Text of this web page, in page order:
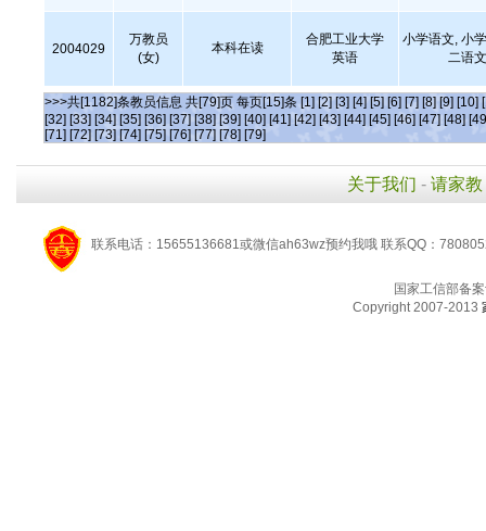
2004029
万教员
(女)
本科在读
合肥工业大学
英语
小学语文, 小
二语
>>>共[1182]条教员信息 共[79]页 每页[15]条 [1] [2] [3] [4] [5] [6] [7] [8] [9] [10]
[32] [33] [34] [35] [36] [37] [38] [39] [40] [41] [42] [43] [44] [45] [46] [47] [48]
[71] [72] [73] [74] [75] [76] [77] [78] [79]
关于我们 - 请家教
联系电话：15655136681或微信ah63wz预约我哦 联系QQ：
国家工信部备
Copyright 2007-2013